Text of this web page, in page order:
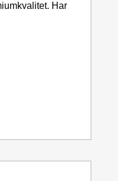
Har